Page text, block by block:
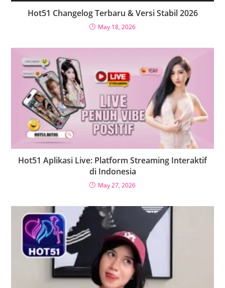
Hot51 Changelog Terbaru & Versi Stabil 2026
May 18, 2026
Hot51 Aplikasi Live: Platform Streaming Interaktif
di Indonesia
May 27, 2026